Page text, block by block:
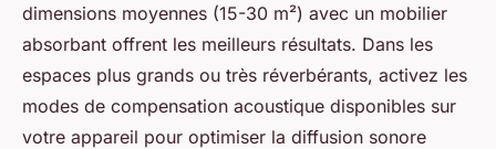
dimensions moyennes (15-30 m²) avec un mobilier
absorbant offrent les meilleurs résultats. Dans les
espaces plus grands ou très réverbérants, activez les
modes de compensation acoustique disponibles sur
votre appareil pour optimiser la diffusion sonore